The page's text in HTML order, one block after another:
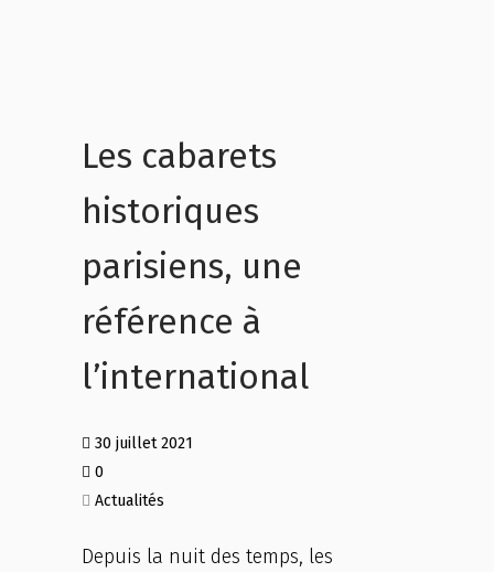
Les cabarets
historiques
parisiens, une
référence à
l’international
30 juillet 2021
0
Actualités
Depuis la nuit des temps, les